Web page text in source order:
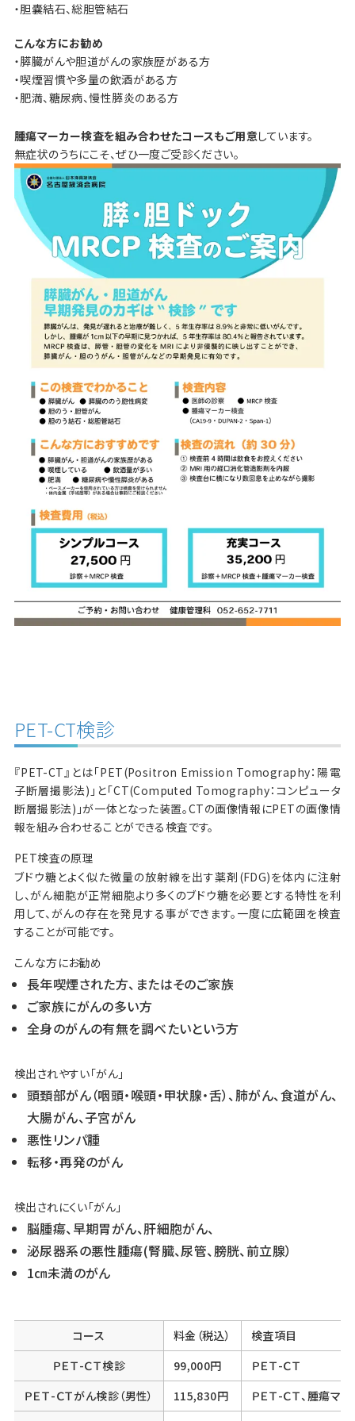
・胆嚢結石、総胆管結石
こんな方にお勧め
・膵臓がんや胆道がんの家族歴がある方
・喫煙習慣や多量の飲酒がある方
・肥満、糖尿病、慢性膵炎のある方
腫瘍マーカー検査を組み合わせたコースもご用意しています。
無症状のうちにこそ、ぜひ一度ご受診ください。
PET-CT検診
『PET-CT』とは「PET(Positron Emission Tomography：陽電
子断層撮影法)」と「CT(Computed Tomography：コンピュータ
断層撮影法)」が一体となった装置。CTの画像情報にPETの画像情
報を組み合わせることができる検査です。
PET検査の原理
ブドウ糖とよく似た微量の放射線を出す薬剤(FDG)を体内に注射
し、がん細胞が正常細胞より多くのブドウ糖を必要とする特性を利
用して、がんの存在を発見する事ができます。一度に広範囲を検査
することが可能です。
こんな方にお勧め
長年喫煙された方、またはそのご家族
ご家族にがんの多い方
全身のがんの有無を調べたいという方
検出されやすい｢がん｣
頭頚部がん（咽頭・喉頭・甲状腺・舌）、肺がん、食道がん、
大腸がん、子宮がん
悪性リンパ腫
転移・再発のがん
検出されにくい｢がん｣
脳腫瘍、早期胃がん、肝細胞がん、
泌尿器系の悪性腫瘍(腎臓、尿管、膀胱、前立腺）
1㎝未満のがん
コース 料金（税込）
検査項目
ＰＥＴ-ＣＴ検診
99,000円
ＰＥＴ-ＣＴ
ＰＥＴ-ＣＴがん検診（男性）
115,830円
ＰＥＴ-ＣＴ、腫瘍マ